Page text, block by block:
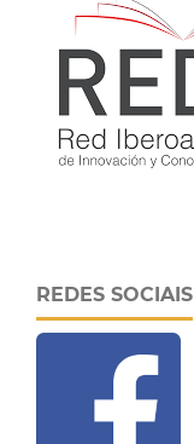
REDES SOCIAIS